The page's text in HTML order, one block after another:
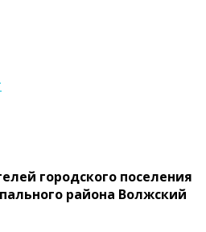
городского поселения
района Волжский